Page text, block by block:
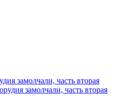
замолчали, часть вторая